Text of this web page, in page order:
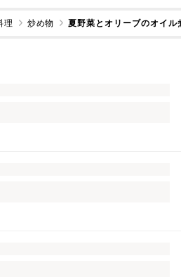
理 炒め物 夏野菜とオリーブのオイル